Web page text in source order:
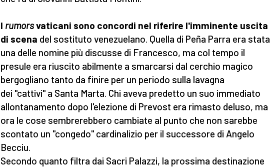
I rumorsvaticani sono concordi nel riferire l'imminente uscita
di scena del sostituto venezuelano. Quella di Peña Parra era stata
una delle nomine più discusse di Francesco, ma col tempo il
presule era riuscito abilmente a smarcarsi dal cerchio magico
bergogliano tanto da finire per un periodo sulla lavagna
dei "cattivi" a Santa Marta. Chi aveva predetto un suo immediato
allontanamento dopo l'elezione di Prevost era rimasto deluso, ma
ora le cose sembrerebbero cambiate al punto che non sarebbe
scontato un "congedo" cardinalizio per il successore di Angelo
Becciu.
Secondo quanto filtra dai Sacri Palazzi, la prossima destinazione